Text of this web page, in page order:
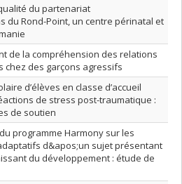
du partenariat
du Rond-Point, un centre périnatal et
de la compréhension des relations
chez des garçons agressifs
d’élèves en classe d’accueil
de stress post-traumatique :
de soutien
programme Harmony sur les
d&apos;un sujet présentant
du développement : étude de